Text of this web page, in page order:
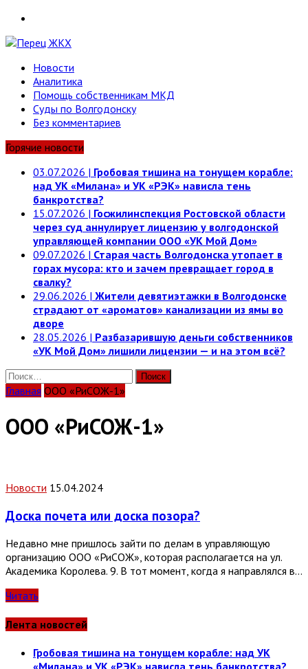
Новости
Аналитика
Помощь собственникам МКД
Суды по Волгодонску
Без комментариев
Горячие новости
03.07.2026 | Гробовая тишина на тонущем корабле:
над УК «Милана» и УК «РЭК» нависла тень
банкротства?
15.07.2026 | Госжилинспекция Ростовской области
через суд аннулирует лицензию у волгодонской
управляющей компании ООО «УК Мой Дом»
09.07.2026 | Старая часть Волгодонска утопает в
горах мусора: кто и зачем превращает город в
свалку?
29.06.2026 | Жители девятиэтажки в Волгодонске
страдают от «ароматов» канализации из ямы во
дворе
28.05.2026 | Разбазарившую деньги собственников
«УК Мой Дом» лишили лицензии — и на этом всё?
Найти:
Главная ООО «РиСОЖ-1»
ООО «РиСОЖ-1»
Новости 15.04.2024
Доска почета или доска позора?
Недавно мне пришлось зайти по делам в управляющую
организацию ООО «РиСОЖ», которая располагается на ул.
Академика Королева. 9. В тот момент, когда я направлялся в…
Читать
Лента новостей
Гробовая тишина на тонущем корабле: над УК
«Милана» и УК «РЭК» нависла тень банкротства?